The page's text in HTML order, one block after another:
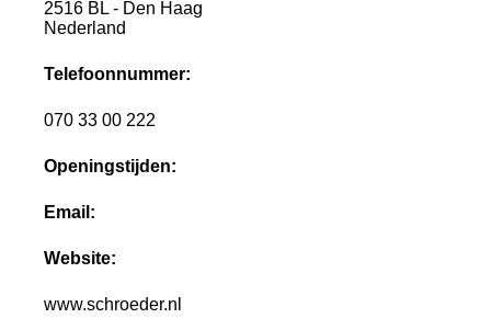
2516 BL - Den Haag
Nederland
Telefoonnummer:
070 33 00 222
Openingstijden:
Email:
Website:
www.schroeder.nl